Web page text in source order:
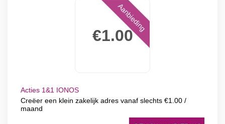
€1.00
Aanbieding
Acties 1&1 IONOS
Creëer een klein zakelijk adres vanaf slechts €1.00 /
maand